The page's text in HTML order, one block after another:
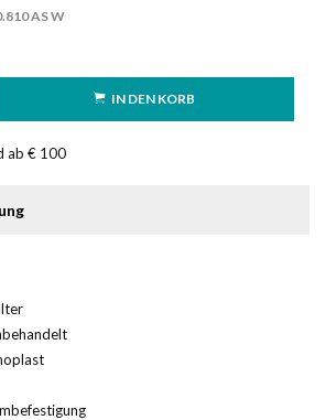
AS W
IN DEN KORB
ab € 100